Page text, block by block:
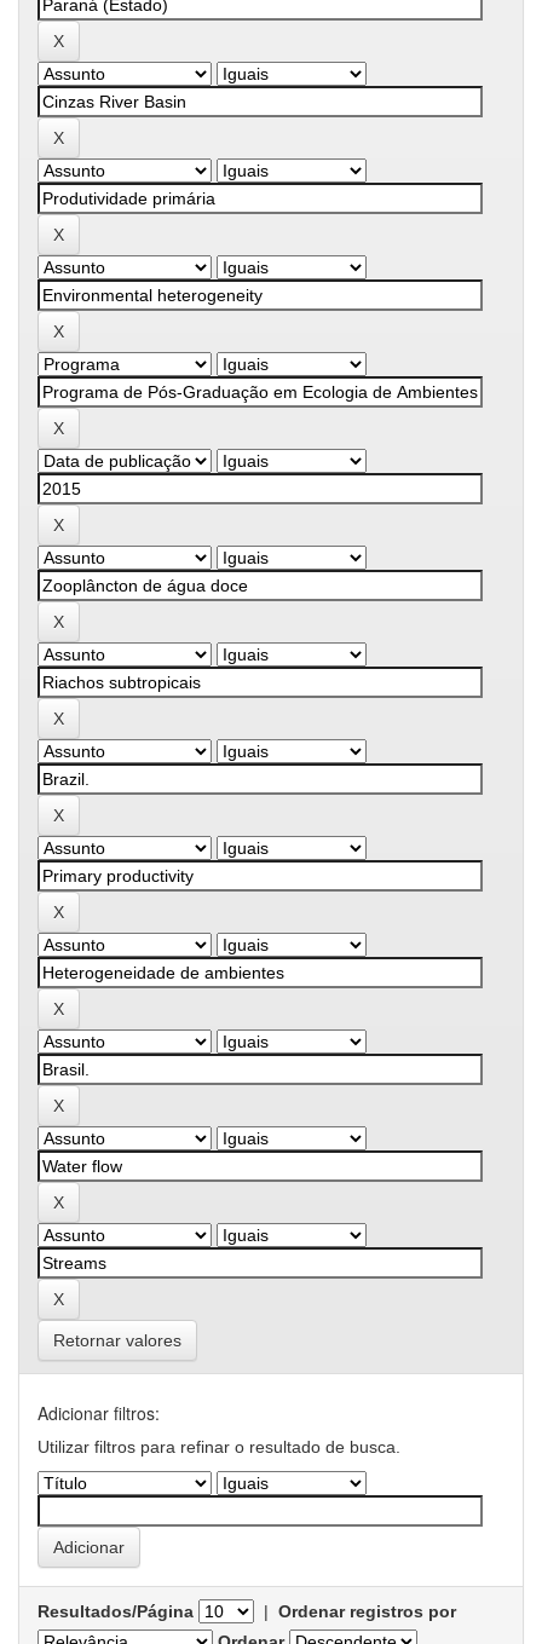
Retornar valores
Adicionar filtros:
Utilizar filtros para refinar o resultado de busca.
Resultados/Página | Ordenar registros por